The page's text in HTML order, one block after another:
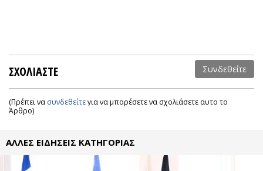
ΣΧΟΛΙΑΣΤΕ Συνδεθείτε
(Πρέπει να συνδεθείτεγια να μπορέσετε να σχολιάσετε αυτο το
Άρθρο)
ΑΛΛΕΣ ΕΙΔΗΣΕΙΣ ΚΑΤΗΓΟΡΙΑΣ